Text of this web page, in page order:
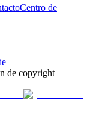
Centro de
de copyright